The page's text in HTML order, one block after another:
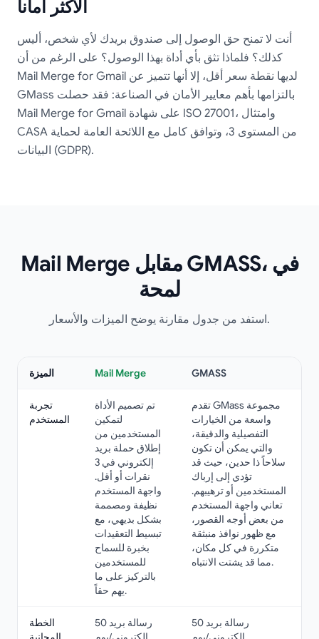
الأكثر أماناً
أنت لا تمنح حق الوصول إلى صندوق بريدك لأي شخص، أليس
كذلك؟ فلماذا تثق بأي أداة بهذا الوصول؟ على الرغم من أن
Mail Merge for Gmail لديها نقطة سعر أقل، إلا أنها تتميز عن
GMass بالتزامها بأهم معايير الأمان في الصناعة: فقد حصلت
Mail Merge for Gmail على شهادة ISO 27001، وامتثال
CASA من المستوى 3، وتوافق كامل مع اللائحة العامة لحماية
البيانات (GDPR).
Mail Merge مقابل GMASS، في
لمحة
استفد من جدول مقارنة يوضح الميزات والأسعار.
الميزة Mail Merge GMASS
تجربة
المستخدم
تم تصميم الأداة
لتمكين
المستخدمين من
إطلاق حملة بريد
إلكتروني في 3
نقرات أو أقل.
واجهة المستخدم
نظيفة ومصممة
بشكل بديهي، مع
تبسيط التعقيدات
بخبرة للسماح
للمستخدمين
بالتركيز على ما
يهم حقاً.
تقدم GMass مجموعة
واسعة من الخيارات
التفصيلية والدقيقة،
والتي يمكن أن تكون
سلاحاً ذا حدين، حيث قد
تؤدي إلى إرباك
المستخدمين أو ترهيبهم.
تعاني واجهة المستخدم
من بعض أوجه القصور،
مع ظهور نوافذ منبثقة
متكررة في كل مكان،
مما قد يشتت الانتباه.
الخطة
50 رسالة بريد
50 رسالة بريد